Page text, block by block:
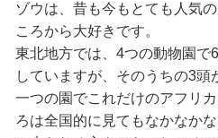
ゾウは、昔も今もとても人気
ころから大好きです。
東北地方では、4つの動物園で
していますが、そのうちの3頭
一つの園でこれだけのアフリ
ろは全国的に見てもなかなか